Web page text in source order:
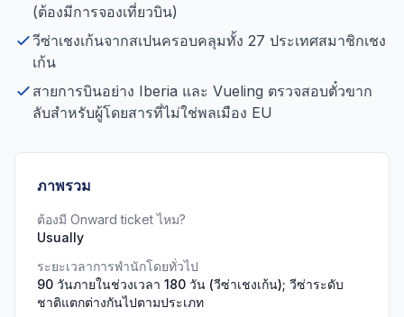
(ต้องมีการจองเที่ยวบิน)
วีซ่าเชงเก้นจากสเปนครอบคลุมทั้ง 27 ประเทศสมาชิกเชง
เก้น
สายการบินอย่าง Iberia และ Vueling ตรวจสอบตั๋วขาก
ลับสำหรับผู้โดยสารที่ไม่ใช่พลเมือง EU
ภาพรวม
ต้องมี Onward ticket ไหม?
Usually
ระยะเวลาการพำนักโดยทั่วไป
90 วันภายในช่วงเวลา 180 วัน (วีซ่าเชงเก้น); วีซ่าระดับ
ชาติแตกต่างกันไปตามประเภท